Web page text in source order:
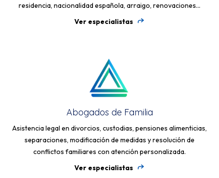
residencia, nacionalidad española, arraigo, renovaciones...
Ver especialistas
Abogados de Familia
Asistencia legal en divorcios, custodias, pensiones alimenticias,
separaciones, modificación de medidas y resolución de
conflictos familiares con atención personalizada.
Ver especialistas